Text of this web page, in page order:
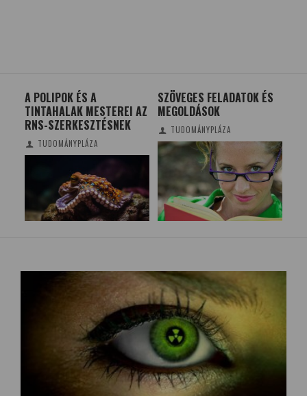
A POLIPOK ÉS A
TINTAHALAK MESTEREI AZ
RNS-SZERKESZTÉSNEK
TUDOMÁNYPLÁZA
SZÖVEGES FELADATOK ÉS
MEGOLDÁSOK
TUDOMÁNYPLÁZA